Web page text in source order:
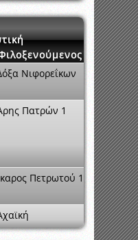
Νιφορεΐκων
Πατρών 1
Πετρωτού 1